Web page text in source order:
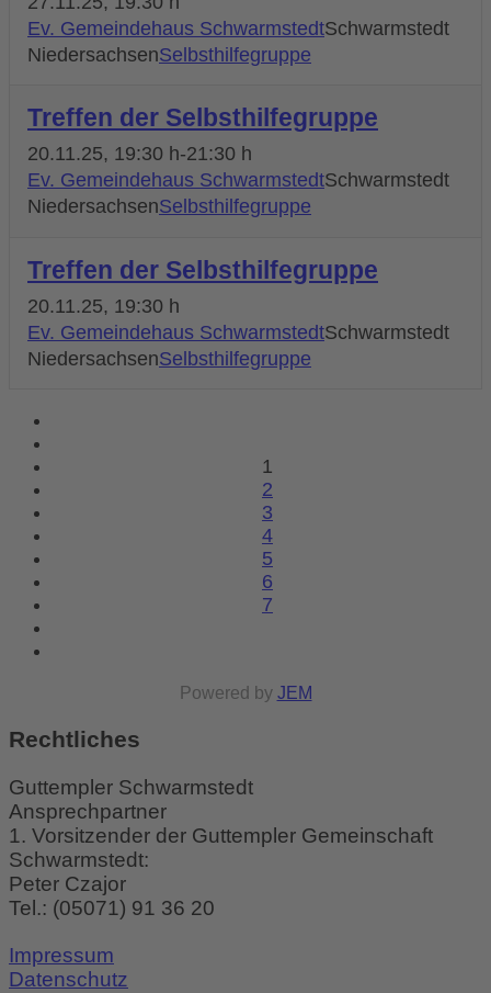
Ev. Gemeindehaus SchwarmstedtSchwarmstedt
NiedersachsenSelbsthilfegruppe
Treffen der Selbsthilfegruppe
20.11.25, 19:30 h-21:30 h
Ev. Gemeindehaus SchwarmstedtSchwarmstedt
NiedersachsenSelbsthilfegruppe
Treffen der Selbsthilfegruppe
20.11.25, 19:30 h
Ev. Gemeindehaus SchwarmstedtSchwarmstedt
NiedersachsenSelbsthilfegruppe
1
2
3
4
5
6
7
Powered by JEM
Rechtliches
Guttempler Schwarmstedt
Ansprechpartner
1. Vorsitzender der Guttempler Gemeinschaft
Schwarmstedt:
Peter Czajor
Tel.: (05071) 91 36 20
Impressum
Datenschutz